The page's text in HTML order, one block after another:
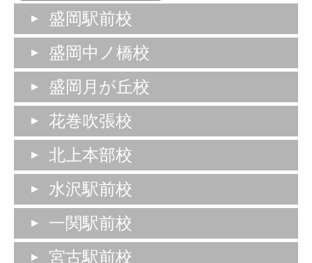
盛岡駅前校
盛岡中ノ橋校
盛岡月が丘校
花巻吹張校
北上本部校
水沢駅前校
一関駅前校
宮古駅前校